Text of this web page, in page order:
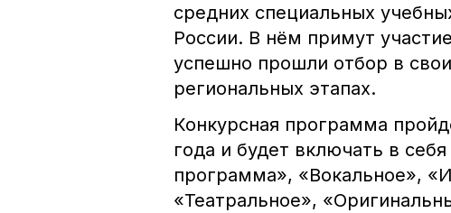
средних специальных
России. В нём примут
успешно прошли отбор в
региональных этапах.
Конкурсная программа
года и будет включать в
программа», «Вокальное»,
«Театральное»,